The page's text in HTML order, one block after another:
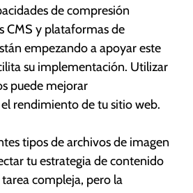
de compresión
CMS y plataformas de
empezando a apoyar este
su implementación. Utilizar
puede mejorar
rendimiento de tu sitio web.
tipos de archivos de imagen
tu estrategia de contenido
compleja, pero la